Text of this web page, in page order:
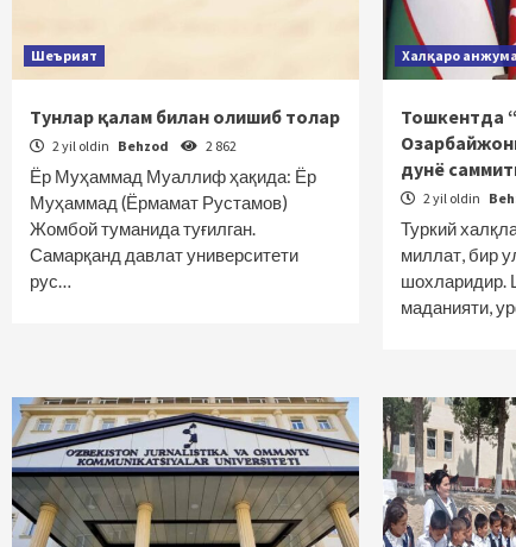
Шеърият
Тунлар қалам билан олишиб толар
2 yil oldin Behzod 2 862
Ёр Муҳаммад Муаллиф ҳақида: Ёр
Муҳаммад (Ёрмамат Рустамов)
Жомбой туманида туғилган.
Самарқанд давлат университети
рус…
Халқаро
Тошкентда
дунё
2 yil oldin
Туркий
миллат, бир
шохларидир.
маданияти,